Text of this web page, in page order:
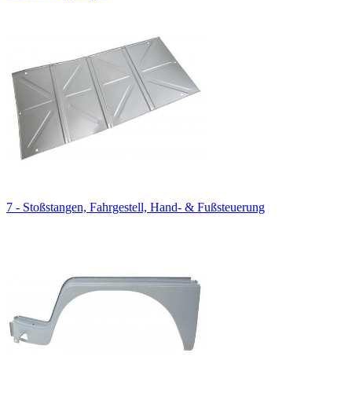
7 - Stoßstangen, Fahrgestell, Hand- & Fußsteuerung